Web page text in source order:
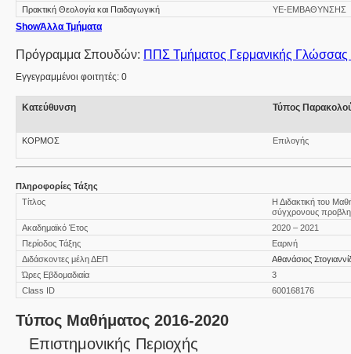
Πρακτική Θεολογία και Παιδαγωγική ΥΕ-ΕΜΒΑΘΥΝΣΗΣ
ShowΆλλα Τμήματα
Πρόγραμμα Σπουδών: ΠΠΣ Τμήματος Γερμανικής Γλώσσας
Εγγεγραμμένοι φοιτητές: 0
Κατεύθυνση Τύπος
ΚΟΡΜΟΣ Επιλογής
Πληροφορίες Τάξης
Τίτλος
Η Διδακτική του
σύγχρονους
Ακαδημαϊκό Έτος
2020 – 2021
Περίοδος Τάξης
Εαρινή
Διδάσκοντες μέλη ΔΕΠ
Αθανάσιος
Ώρες Εβδομαδιαία
3
Class ID
600168176
Τύπος Μαθήματος 2016-2020
Επιστημονικής Περιοχής